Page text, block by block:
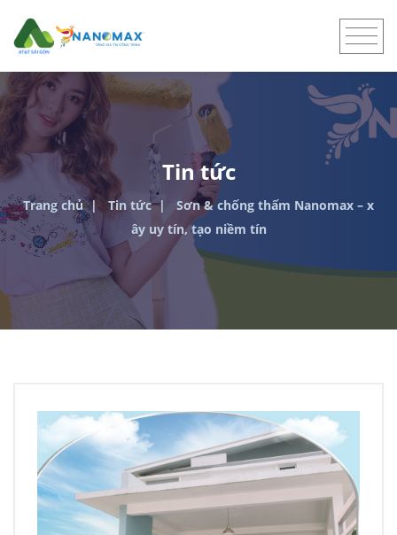
Tin tức
Trang chủ Tin tức
Sơn & chống thấm Nanomax – x
ây uy tín, tạo niềm tín